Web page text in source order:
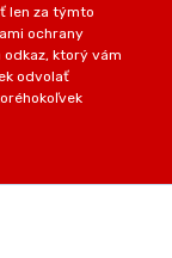
len za týmto
ochrany
ktorý vám
odvolať